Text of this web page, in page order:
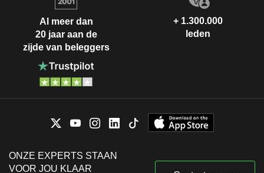
Al meer dan
20 jaar aan de
zijde van beleggers
+ 1.300.000
leden
ONZE EXPERTS STAAN
VOOR JOU KLAAR